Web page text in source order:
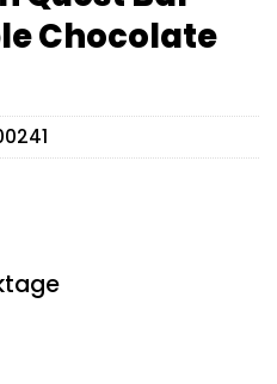
Chocolate